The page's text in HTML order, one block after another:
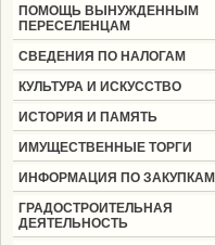
ПОМОЩЬ ВЫНУЖДЕННЫМ
ПЕРЕСЕЛЕНЦАМ
СВЕДЕНИЯ ПО НАЛОГАМ
КУЛЬТУРА И ИСКУССТВО
ИСТОРИЯ И ПАМЯТЬ
ИМУЩЕСТВЕННЫЕ ТОРГИ
ИНФОРМАЦИЯ ПО ЗАКУПКАМ
ГРАДОСТРОИТЕЛЬНАЯ
ДЕЯТЕЛЬНОСТЬ